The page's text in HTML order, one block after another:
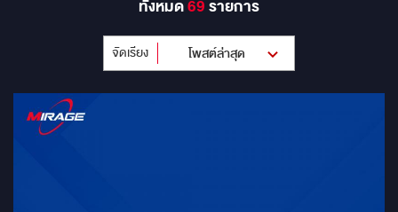
ทั้งหมด69รายการ
จัดเรียง โพสต์ล่าสุด